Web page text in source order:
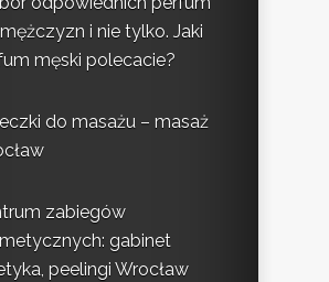
i nie tylko. Jaki
męski polecacie?
do masażu – masaż
zabiegów
gabinet
peelingi Wrocław